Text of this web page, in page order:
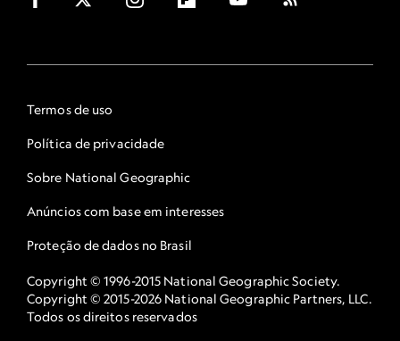
Termos de uso
Política de privacidade
Sobre National Geographic
Anúncios com base em interesses
Proteção de dados no Brasil
Copyright © 1996-2015 National Geographic Society.
Copyright © 2015-2026 National Geographic Partners, LLC.
Todos os direitos reservados